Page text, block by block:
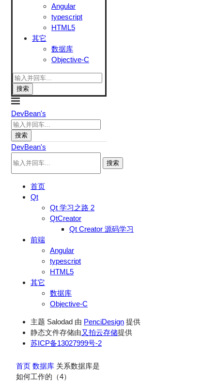
Angular
typescript
HTML5
其它
数据库
Objective-C
搜索
DevBean's
搜索
DevBean's
搜索
首页
Qt
Qt 学习之路 2
QtCreator
Qt Creator 源码学习
前端
Angular
typescript
HTML5
其它
数据库
Objective-C
主题 Salodad 由 PenciDesign 提供
静态文件存储由又拍云存储提供
苏ICP备13027999号-2
首页 数据库 关系数据库是
如何工作的（4）